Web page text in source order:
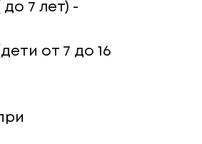
7 лет) -
от 7 до 16